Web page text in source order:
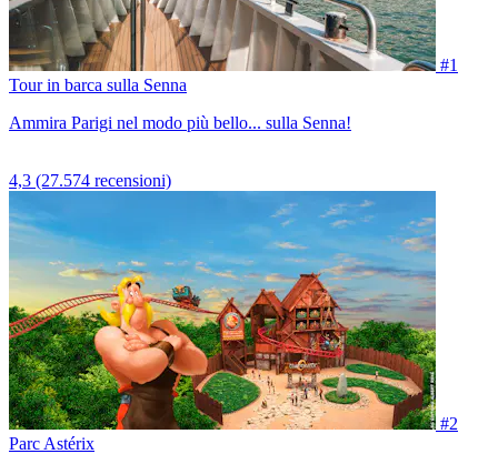
#1
Tour in barca sulla Senna
Ammira Parigi nel modo più bello... sulla Senna!
4,3 (27.574 recensioni)
#2
Parc Astérix